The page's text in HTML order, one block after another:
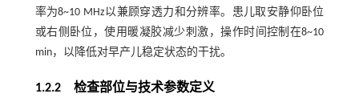
率为8~10 MHz以兼顾穿透力和分辨率。患儿取安静仰卧位
或右侧卧位，使用暖凝胶减少刺激，操作时间控制在8~10
min，以降低对早产儿稳定状态的干扰。
1.2.2 检查部位与技术参数定义